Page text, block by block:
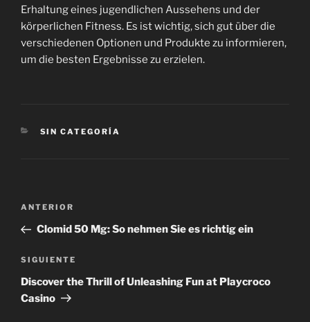
Erhaltung eines jugendlichen Aussehens und der
körperlichen Fitness. Es ist wichtig, sich gut über die
verschiedenen Optionen und Produkte zu informieren,
um die besten Ergebnisse zu erzielen.
CATEGORÍAS
SIN CATEGORÍA
Navegación
entradas
Entrada
anterior:
ANTERIOR
Clomid 50 Mg: So nehmen Sie es richtig ein
Siguiente
entrada
SIGUIENTE
Discover the Thrill of Unleashing Fun at Playcroco
Casino